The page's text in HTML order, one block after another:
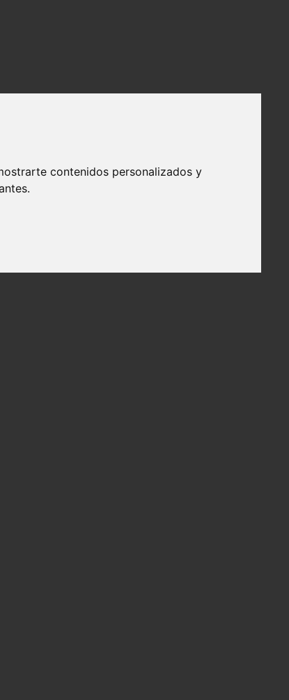
contenidos personalizados y